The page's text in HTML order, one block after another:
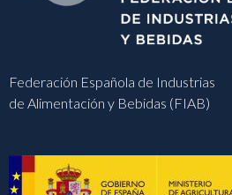
Federación Española de Industrias
de Alimentación y Bebidas (FIAB)